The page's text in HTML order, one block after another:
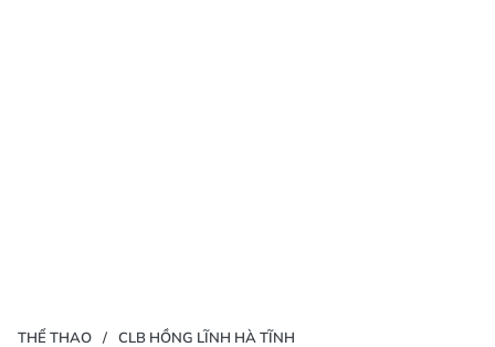
THỂ THAO CLB HỒNG LĨNH HÀ TĨNH